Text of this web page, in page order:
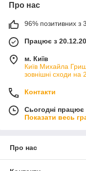
Про нас
96% позитивних з
Працює з
м. Київ
Київ Михайла
зовнішні сходи на
Контакти
Сьогодні працює
Показати весь
Про нас